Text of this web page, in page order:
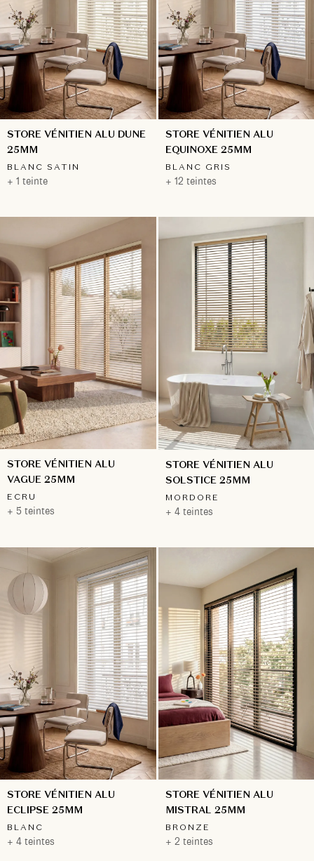
STORE VÉNITIEN ALU DUNE
25MM
BLANC SATIN
+ 1 teinte
STORE VÉNITIEN ALU
EQUINOXE 25MM
BLANC GRIS
+ 12 teintes
STORE VÉNITIEN ALU
VAGUE 25MM
ECRU
+ 5 teintes
STORE VÉNITIEN ALU
SOLSTICE 25MM
MORDORE
+ 4 teintes
STORE VÉNITIEN ALU
ECLIPSE 25MM
BLANC
+ 4 teintes
STORE VÉNITIEN ALU
MISTRAL 25MM
BRONZE
+ 2 teintes